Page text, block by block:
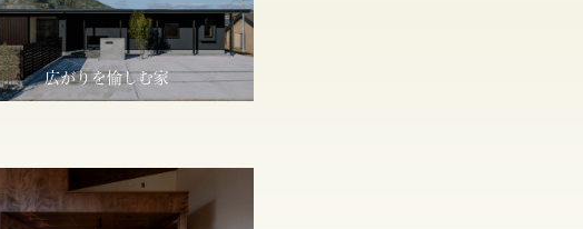
広がりを愉しむ家